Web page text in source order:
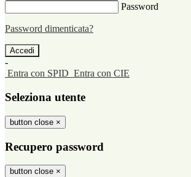
Password
Password dimenticata?
-
Entra con SPID Entra con CIE
Seleziona utente
button close ×
Recupero password
button close ×